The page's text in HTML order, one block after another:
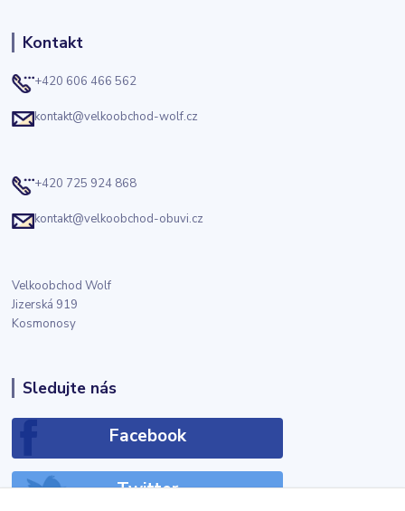
Kontakt
+420 606 466 562
kontakt@velkoobchod-wolf.cz
+420 725 924 868
kontakt@velkoobchod-obuvi.cz
Velkoobchod Wolf
Jizerská 919
Kosmonosy
Sledujte nás
Facebook
Twitter